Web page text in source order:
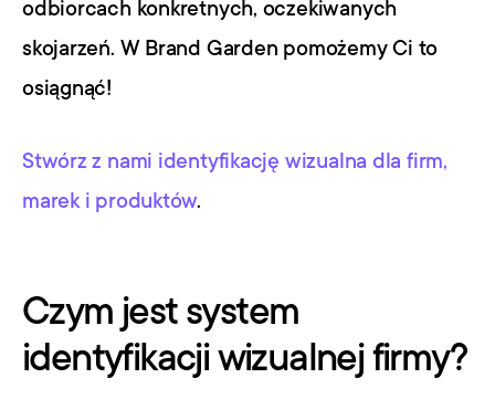
odbiorcach konkretnych, oczekiwanych
skojarzeń. W Brand Garden pomożemy Ci to
osiągnąć!
Stwórz z nami identyfikację wizualna dla firm,
marek i produktów.
Czym jest system
identyfikacji wizualnej firmy?